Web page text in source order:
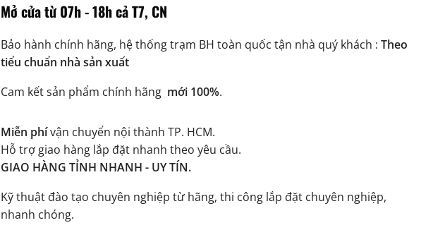
Mở cửa từ 07h - 18h cả T7, CN
Bảo hành chính hãng, hệ thống trạm BH toàn quốc tận nhà quý khách : Theo
tiểu chuẩn nhà sản xuất
Cam kết sản phẩm chính hãng mới 100%.
Miễn phívận chuyển nội thành TP. HCM.
Hỗ trợ giao hàng lắp đặt nhanh theo yêu cầu.
GIAO HÀNG TỈNH NHANH - UY TÍN.
Kỹ thuật đào tạo chuyên nghiệp từ hãng, thi công lắp đặt chuyên nghiệp,
nhanh chóng.